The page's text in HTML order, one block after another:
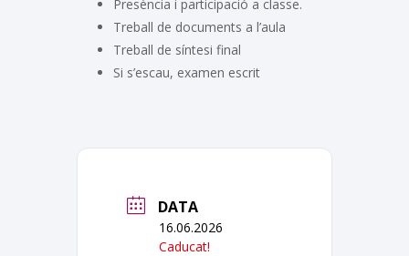
Presència i participació a classe.
Treball de documents a l’aula
Treball de síntesi final
Si s’escau, examen escrit
DATA
16.06.2026
Caducat!